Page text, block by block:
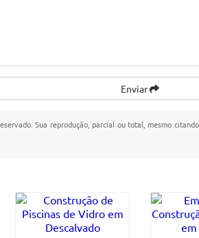
Enviar
Sua reprodução, parcial ou total, mesmo